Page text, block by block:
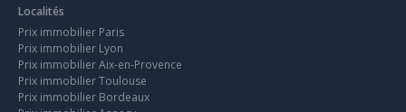
Localités
Prix immobilier Paris
Prix immobilier Lyon
Prix immobilier Aix-en-Provence
Prix immobilier Toulouse
Prix immobilier Bordeaux